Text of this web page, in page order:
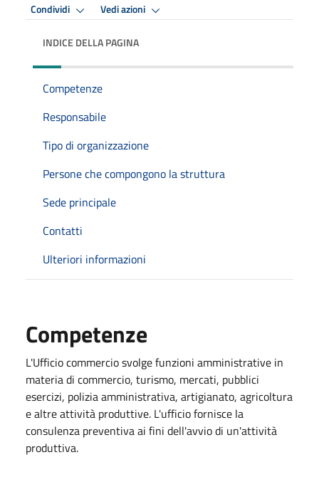
Condividi Vedi azioni
INDICE DELLA PAGINA
Competenze
Responsabile
Tipo di organizzazione
Persone che compongono la struttura
Sede principale
Contatti
Ulteriori informazioni
Competenze
L'Ufficio commercio svolge funzioni amministrative in
materia di commercio, turismo, mercati, pubblici
esercizi, polizia amministrativa, artigianato, agricoltura
e altre attività produttive. L'ufficio fornisce la
consulenza preventiva ai fini dell'avvio di un'attività
produttiva.